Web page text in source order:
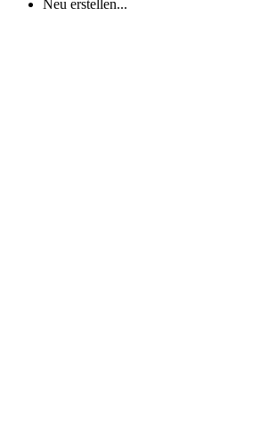
Neu erstellen...